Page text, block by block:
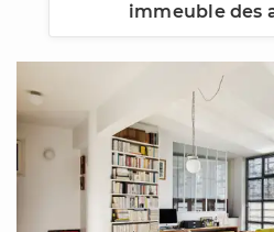
immeuble des